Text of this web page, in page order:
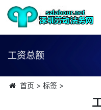
工资总额
首页 > 标签>